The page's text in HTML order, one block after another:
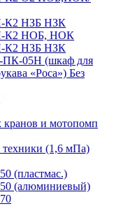
К2 НЗБ НЗК
К2 НОБ, НОК
К2 НЗБ НЗК
05Н (шкаф для
«Роса») Без
кранов и мотопомп
техники (1,6 мПа)
(пластмас.)
(алюминиевый)